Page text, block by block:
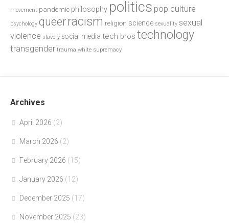
movement pandemic philosophy politics pop culture
psychology queerracism religion science sexuality sexual
violence slavery social media tech bros technology
transgender trauma white supremacy
Archives
April 2026 (2)
March 2026 (2)
February 2026 (15)
January 2026 (12)
December 2025 (17)
November 2025 (23)